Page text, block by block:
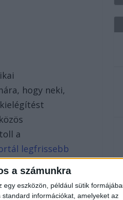
a számunkra
eszközön, például sütik
információkat, amelyeket az
hogy neki,
a
legfrissebb
a